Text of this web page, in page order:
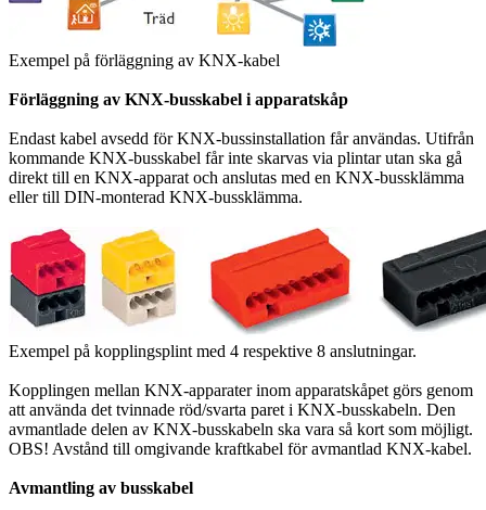
Exempel på förläggning av KNX-kabel
Förläggning av KNX-busskabel i apparatskåp
Endast kabel avsedd för KNX-bussinstallation får användas. Utifrån
kommande KNX-busskabel får inte skarvas via plintar utan ska gå
direkt till en KNX-apparat och anslutas med en KNX-bussklämma
eller till DIN-monterad KNX-bussklämma.
Exempel på kopplingsplint med 4 respektive 8 anslutningar.
Kopplingen mellan KNX-apparater inom apparatskåpet görs genom
att använda det tvinnade röd/svarta paret i KNX-busskabeln. Den
avmantlade delen av KNX-busskabeln ska vara så kort som möjligt.
OBS! Avstånd till omgivande kraftkabel för avmantlad KNX-kabel.
Avmantling av busskabel